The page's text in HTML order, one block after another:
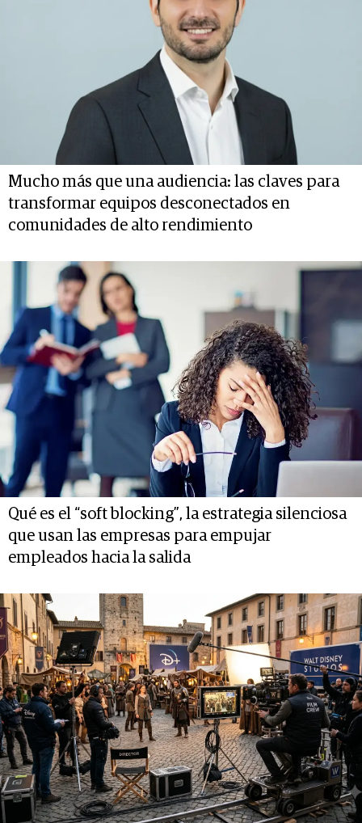
Mucho más que una audiencia: las claves para
transformar equipos desconectados en
comunidades de alto rendimiento
Qué es el “soft blocking”, la estrategia silenciosa
que usan las empresas para empujar
empleados hacia la salida